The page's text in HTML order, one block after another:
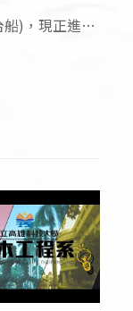
)，現正進行
/管理師/技術